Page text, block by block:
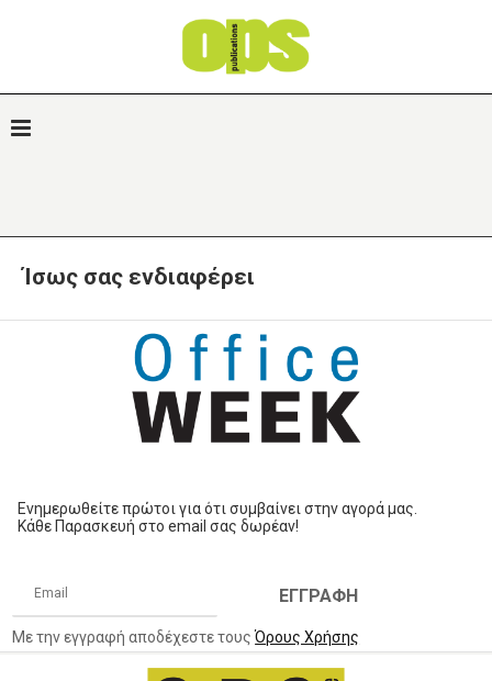
Ίσως σας ενδιαφέρει
Ενημερωθείτε πρώτοι για ότι συμβαίνει στην αγορά μας.
Κάθε Παρασκευή στο email σας δωρέαν!
ΕΓΓΡΑΦΗ
Με την εγγραφή αποδέχεστε τουςΌρους Χρήσης